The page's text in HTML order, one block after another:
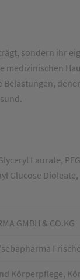
sondern ihr
Laurate,
Glucose
GMBH & CO.KG
Körperpflege,